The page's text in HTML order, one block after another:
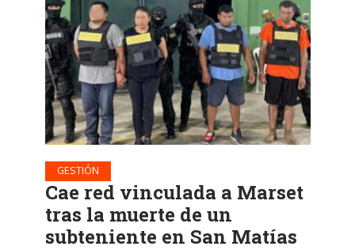
GESTIÓN
Cae red vinculada a Marset
tras la muerte de un
subteniente en San Matías